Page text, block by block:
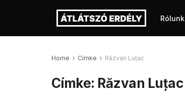
Rólunk
Home Címke Răzvan Luțac
Címke: Răzvan Luțac